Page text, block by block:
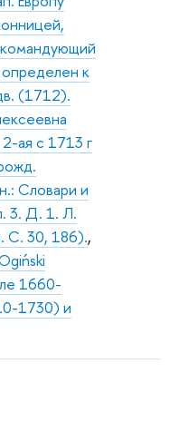
к
(1712).
ая с 1713 г
Словари и
3. Д. 1. Л.
С. 30, 186).,
1660-
1730) и